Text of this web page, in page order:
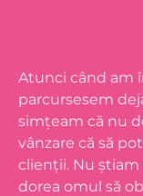
Atunci când am
parcursesem
simțeam că nu
vânzare că să
clienții. Nu știam
dorea omul să